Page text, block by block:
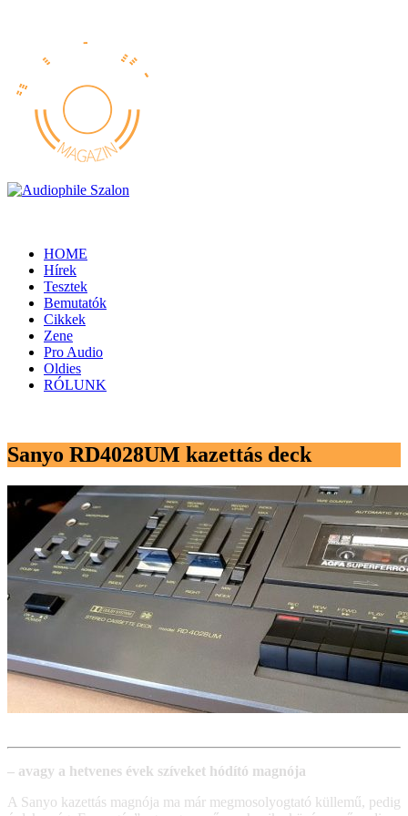
HOME
Hírek
Tesztek
Bemutatók
Cikkek
Zene
Pro Audio
Oldies
RÓLUNK
Sanyo RD4028UM kazettás deck
– avagy a hetvenes évek szíveket hódító magnója
A Sanyo kazettás magnója ma már megmosolyogtató küllemű, pedig